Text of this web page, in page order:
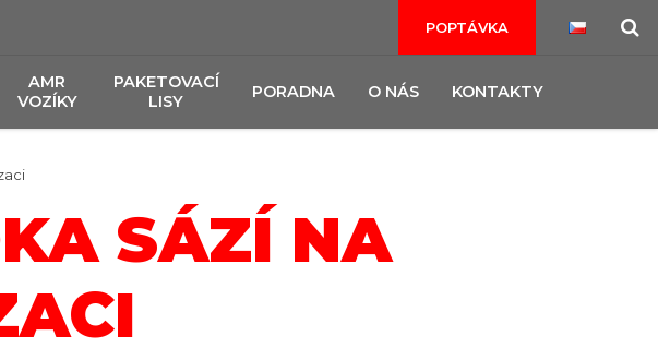
POPTÁVKA
AMR
VOZÍKY
PAKETOVACÍ
LISY
PORADNA O NÁS KONTAKTY
SÁZÍ NA